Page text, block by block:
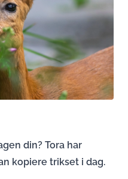
din? Tora har
kopiere trikset i dag.